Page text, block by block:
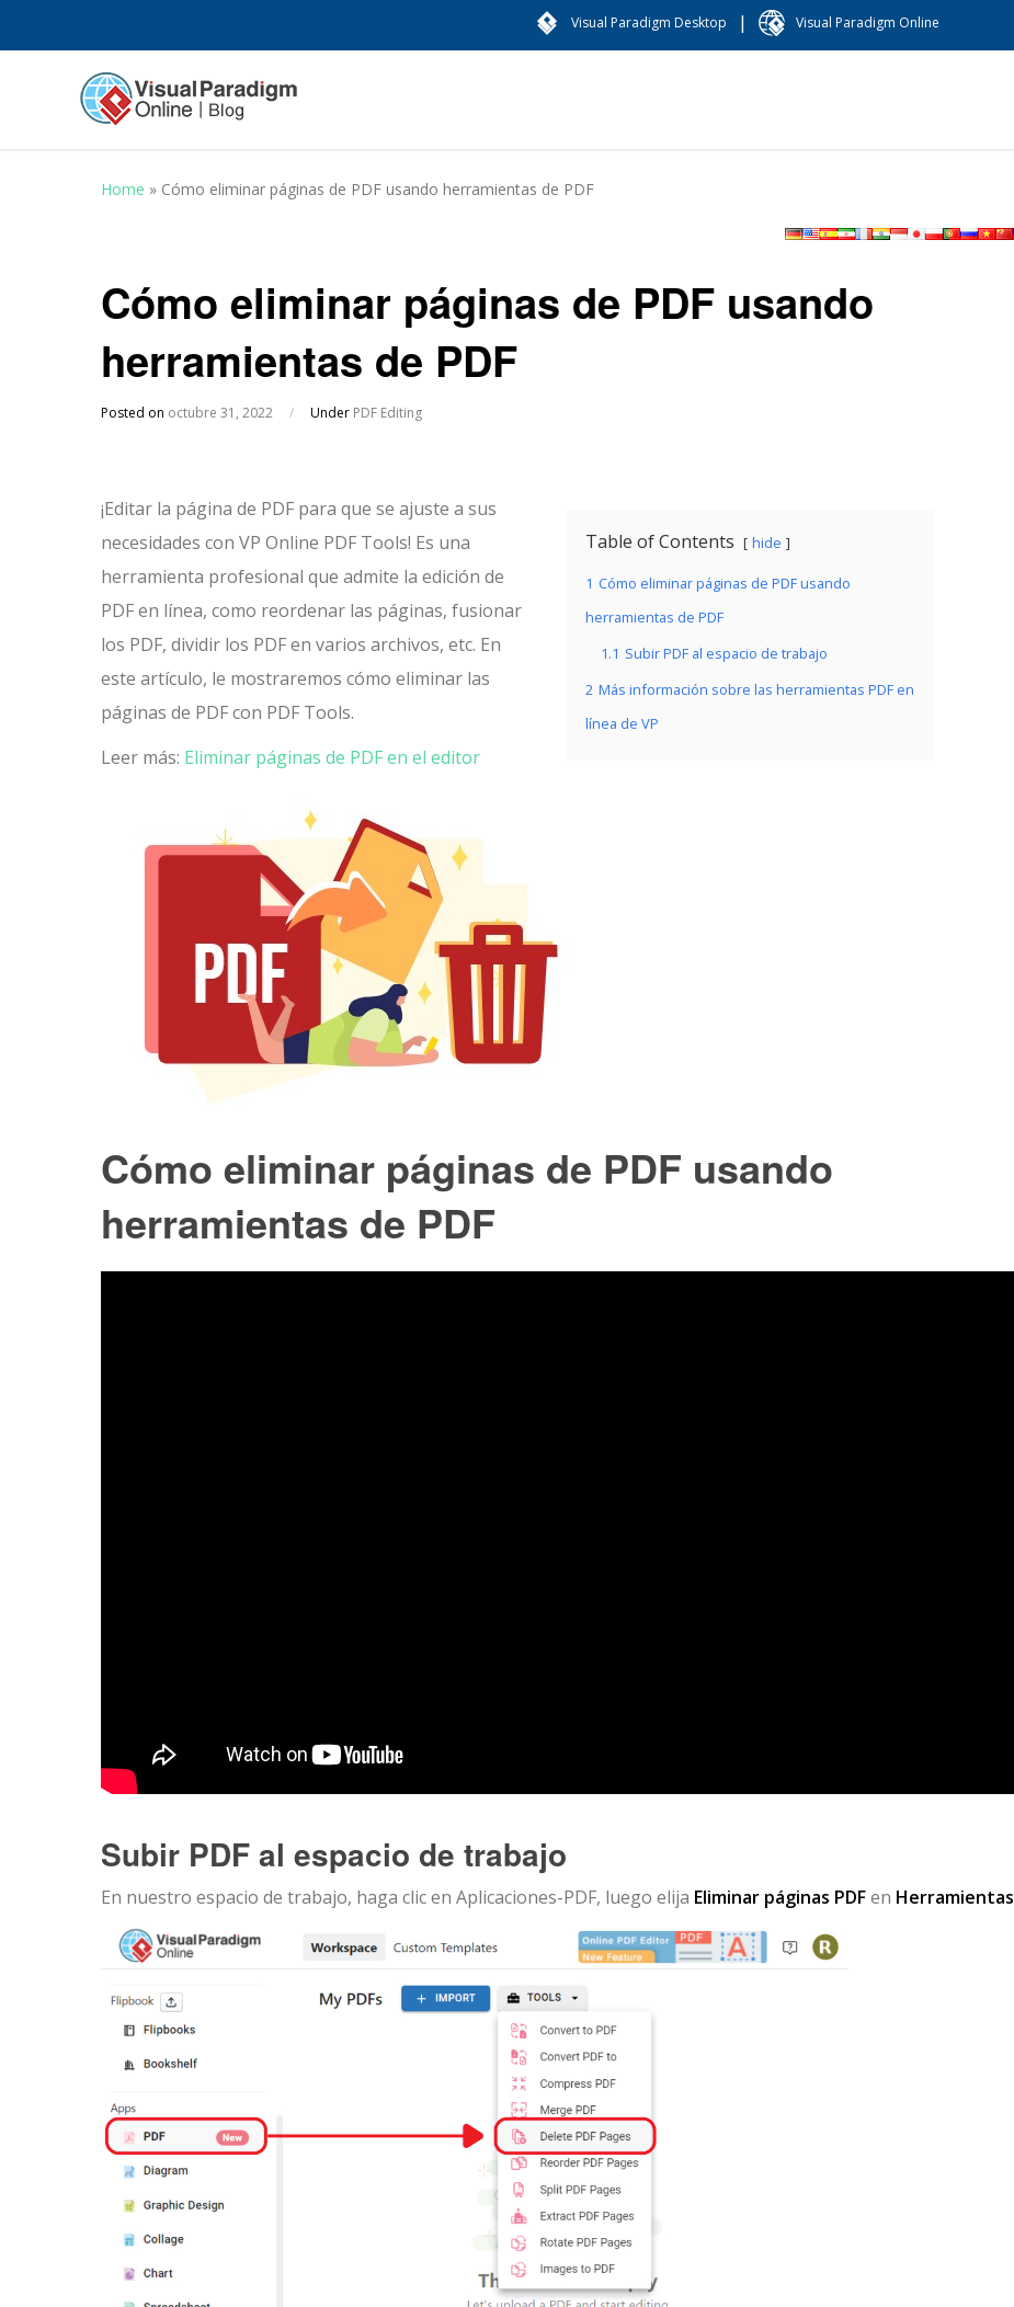
Visual Paradigm Desktop | Visual Paradigm Online
Home » Cómo eliminar páginas de PDF usando herramientas de PDF
Cómo eliminar páginas de PDF usando
herramientas de PDF
Posted on octubre 31, 2022 / Under PDF Editing
Table of Contents hide
1 Cómo eliminar páginas de PDF usando
herramientas de PDF
1.1 Subir PDF al espacio de trabajo
2 Más información sobre las herramientas PDF en
línea de VP
¡Editar la página de PDF para que se ajuste a sus
necesidades con VP Online PDF Tools! Es una
herramienta profesional que admite la edición de
PDF en línea, como reordenar las páginas, fusionar
los PDF, dividir los PDF en varios archivos, etc. En
este artículo, le mostraremos cómo eliminar las
páginas de PDF con PDF Tools.
Leer más: Eliminar páginas de PDF en el editor
Cómo eliminar páginas de PDF usando
herramientas de PDF
Subir PDF al espacio de trabajo
En nuestro espacio de trabajo, haga clic en Aplicaciones-PDF, luego elija Eliminar páginas PDFen Herramientas